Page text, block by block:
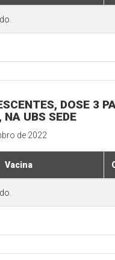
DOSE 3
UBS SEDE
de 2022
Vacina